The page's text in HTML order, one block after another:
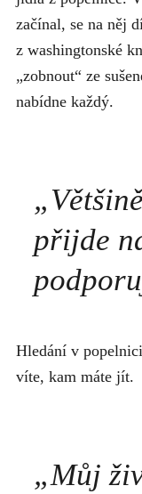
začínal, se na něj
z washingtonské
„zobnout“ ze
nabídne každý.
„
přijde
Hledání v
víte, kam máte jít.
„Můj